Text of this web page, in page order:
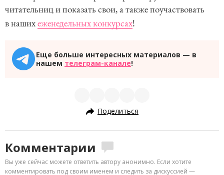
читательниц и показать свои, а также поучаствовать
в нашихеженедельных конкурсах!
Еще больше интересных материалов — в
нашем телеграм-канале!
Поделиться
Комментарии
Вы уже сейчас можете ответить автору анонимно. Если хотите
комментировать под своим именем и следить за дискуссией —